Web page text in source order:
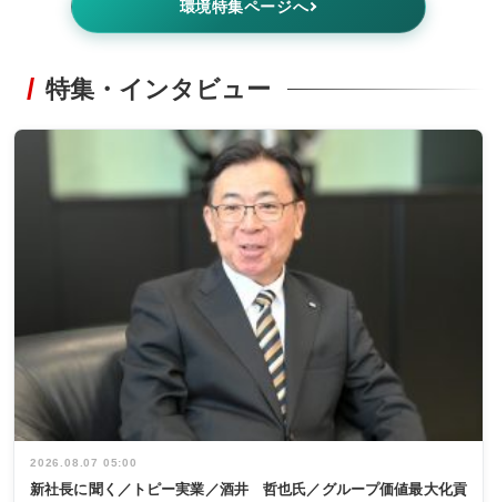
環境特集ページへ
特集・インタビュー
2026.08.07 05:00
新社長に聞く／トピー実業／酒井 哲也氏／グループ価値最大化貢